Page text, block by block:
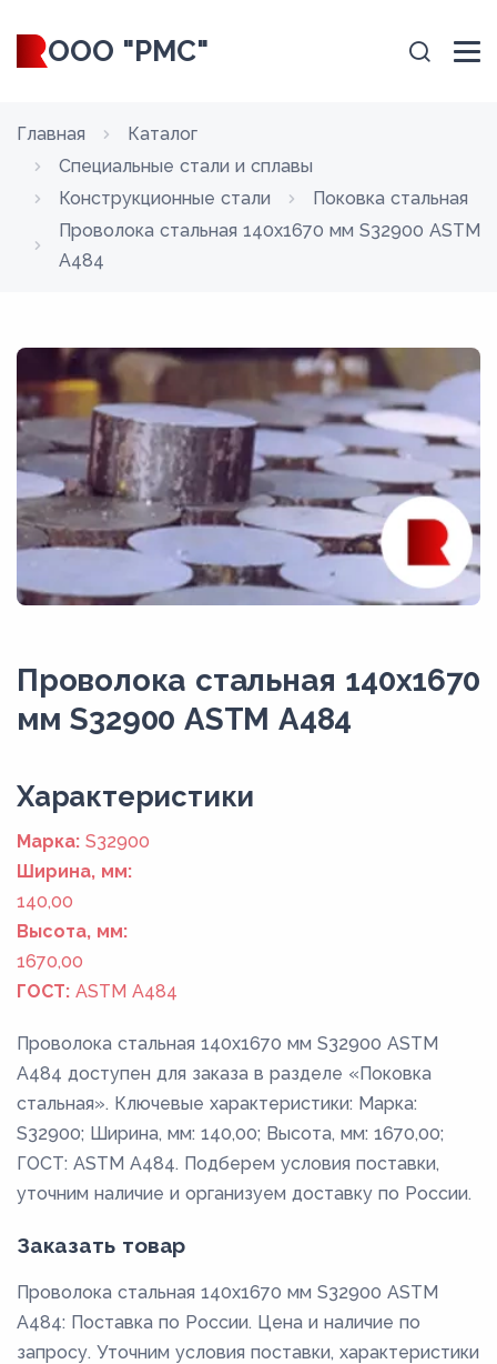
ООО "РМС"
Главная
Каталог
Специальные стали и сплавы
Конструкционные стали
Поковка стальная
Проволока стальная 140х1670 мм S32900 ASTM
A484
Проволока стальная 140х1670
мм S32900 ASTM A484
Xарактеристики
Марка: S32900
Ширина, мм:
140,00
Высота, мм:
1670,00
ГОСТ: ASTM A484
Проволока стальная 140х1670 мм S32900 ASTM
A484 доступен для заказа в разделе «Поковка
стальная». Ключевые характеристики: Марка:
S32900; Ширина, мм: 140,00; Высота, мм: 1670,00;
ГОСТ: ASTM A484. Подберем условия поставки,
уточним наличие и организуем доставку по России.
Заказать товар
Проволока стальная 140х1670 мм S32900 ASTM
A484: Поставка по России. Цена и наличие по
запросу. Уточним условия поставки, характеристики